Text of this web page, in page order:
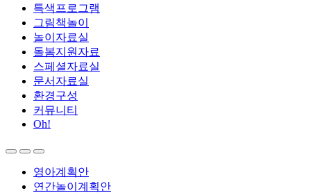
특색프로그램
그림책놀이
놀이자료실
돌봄지원자료
스페셜자료실
문서자료실
환경구성
커뮤니티
Oh!
영아계획안
연간놀이계획안